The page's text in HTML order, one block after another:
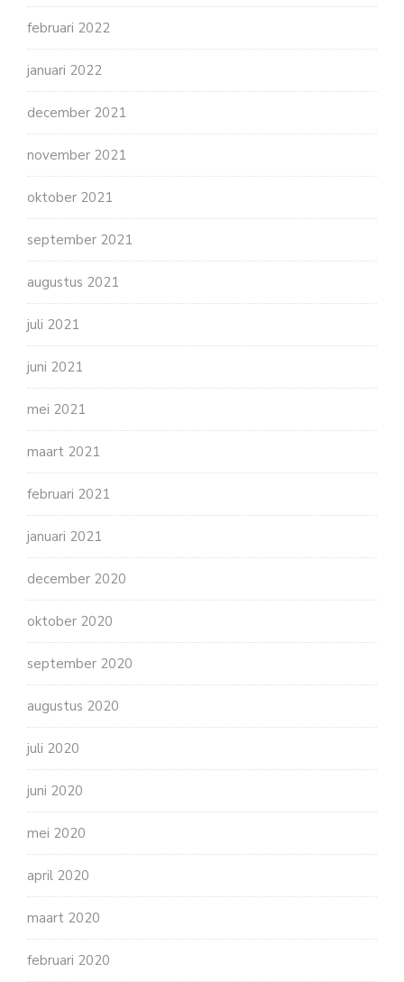
februari 2022
januari 2022
december 2021
november 2021
oktober 2021
september 2021
augustus 2021
juli 2021
juni 2021
mei 2021
maart 2021
februari 2021
januari 2021
december 2020
oktober 2020
september 2020
augustus 2020
juli 2020
juni 2020
mei 2020
april 2020
maart 2020
februari 2020